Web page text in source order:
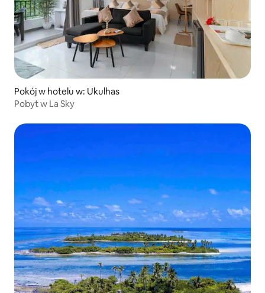
Pokój w hotelu w: Ukulhas
Pobyt w La Sky